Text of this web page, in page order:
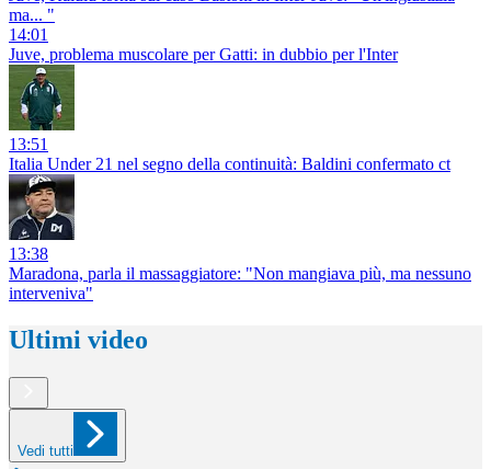
ma... "
14:01
Juve, problema muscolare per Gatti: in dubbio per l'Inter
13:51
Italia Under 21 nel segno della continuità: Baldini confermato ct
13:38
Maradona, parla il massaggiatore: "Non mangiava più, ma nessuno
interveniva"
Ultimi video
Vedi tutti